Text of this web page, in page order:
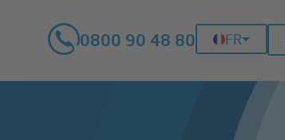
0800 90 48 80 FR